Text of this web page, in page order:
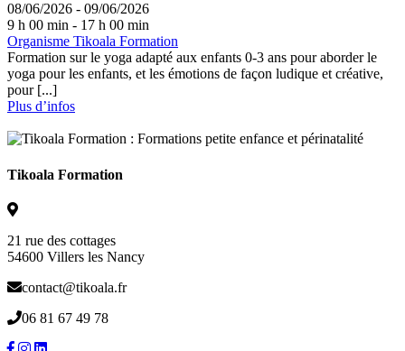
08/06/2026 - 09/06/2026
9 h 00 min - 17 h 00 min
Organisme Tikoala Formation
Formation sur le yoga adapté aux enfants 0-3 ans pour aborder le
yoga pour les enfants, et les émotions de façon ludique et créative,
pour [...]
Plus d’infos
Tikoala Formation
21 rue des cottages
54600 Villers les Nancy
contact@tikoala.fr
06 81 67 49 78